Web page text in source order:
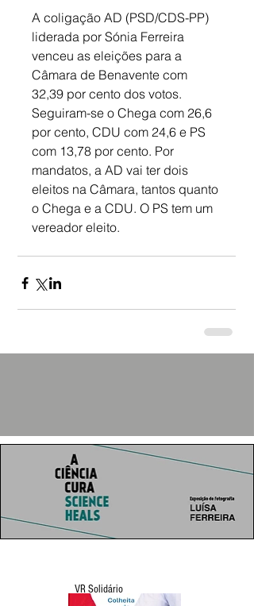
A coligação AD (PSD/CDS-PP)
liderada por Sónia Ferreira
venceu as eleições para a
Câmara de Benavente com
32,39 por cento dos votos.
Seguiram-se o Chega com 26,6
por cento, CDU com 24,6 e PS
com 13,78 por cento. Por
mandatos, a AD vai ter dois
eleitos na Câmara, tantos quanto
o Chega e a CDU. O PS tem um
vereador eleito.
VR Solidário